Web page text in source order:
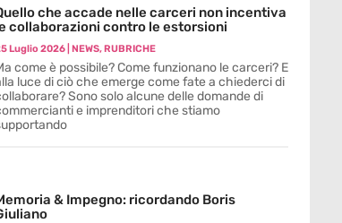
che accade nelle carceri non incentiva
collaborazioni contro le estorsioni
Luglio 2026| NEWS,RUBRICHE
come è possibile? Come funzionano le carceri? E
luce di ciò che emerge come fate a chiederci di
Sono solo alcune delle domande di
e imprenditori che stiamo
& Impegno: ricordando Boris